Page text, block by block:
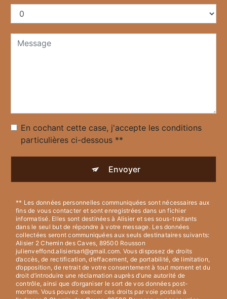
En cochant cette case, j'accepte les conditions
particulières ci-dessous **
Envoyer
** Les données personnelles communiquées sont nécessaires aux
fins de vous contacter et sont enregistrées dans un fichier
informatisé. Elles sont destinées à Alisier et ses sous-traitants
dans le seul but de répondre à votre message. Les données
collectées seront communiquées aux seuls destinataires suivants:
Alisier 2 Chemin des Caves, 89500 Rousson
julienveffond.alisiersarl@gmail.com. Vous disposez de droits
d’accès, de rectification, d’effacement, de portabilité, de limitation,
d’opposition, de retrait de votre consentement à tout moment et du
droit d’introduire une réclamation auprès d’une autorité de
contrôle, ainsi que d’organiser le sort de vos données post-
mortem. Vous pouvez exercer ces droits par voie postale à